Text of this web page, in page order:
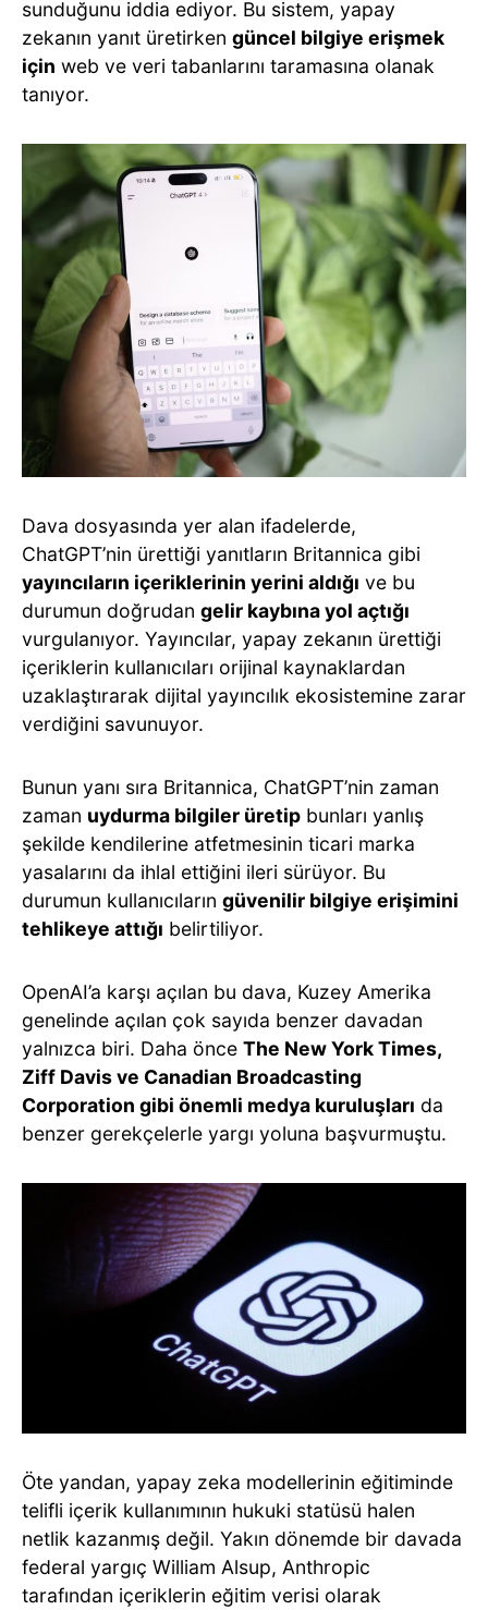
sunduğunu iddia ediyor. Bu sistem, yapay
zekanın yanıt üretirken güncel bilgiye erişmek
için web ve veri tabanlarını taramasına olanak
tanıyor.
Dava dosyasında yer alan ifadelerde,
ChatGPT’nin ürettiği yanıtların Britannica gibi
yayıncıların içeriklerinin yerini aldığı ve bu
durumun doğrudan gelir kaybına yol açtığı
vurgulanıyor. Yayıncılar, yapay zekanın ürettiği
içeriklerin kullanıcıları orijinal kaynaklardan
uzaklaştırarak dijital yayıncılık ekosistemine zarar
verdiğini savunuyor.
Bunun yanı sıra Britannica, ChatGPT’nin zaman
zaman uydurma bilgiler üretip bunları yanlış
şekilde kendilerine atfetmesinin ticari marka
yasalarını da ihlal ettiğini ileri sürüyor. Bu
durumun kullanıcıların güvenilir bilgiye erişimini
tehlikeye attığı belirtiliyor.
OpenAI’a karşı açılan bu dava, Kuzey Amerika
genelinde açılan çok sayıda benzer davadan
yalnızca biri. Daha önce The New York Times,
Ziff Davis ve Canadian Broadcasting
Corporation gibi önemli medya kuruluşları da
benzer gerekçelerle yargı yoluna başvurmuştu.
Öte yandan, yapay zeka modellerinin eğitiminde
telifli içerik kullanımının hukuki statüsü halen
netlik kazanmış değil. Yakın dönemde bir davada
federal yargıç William Alsup, Anthropic
tarafından içeriklerin eğitim verisi olarak